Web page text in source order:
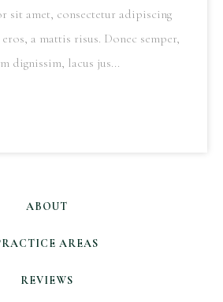
sit amet, consectetur adipiscing
a mattis risus. Donec semper,
dignissim, lacus jus...
ABOUT
AREAS
REVIEWS